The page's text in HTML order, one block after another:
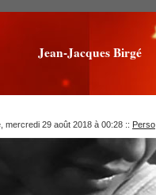
Jean-Jacques Birgé
mercredi 29 août 2018 à 00:28 :: Perso